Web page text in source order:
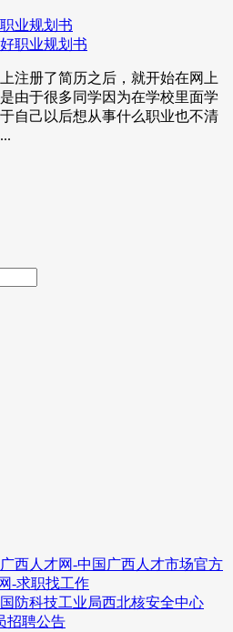
业规划书
注册了简历之后，就开始在网上
由于很多同学因为在学校里面学
自己以后想从事什么职业也不清
西人才网-中国广西人才市场官方
-求职找工作
防科技工业局西北核安全中心
招聘公告